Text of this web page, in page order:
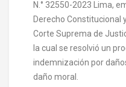
N.° 32550-2023 Lima,
Derecho Constitucional
Corte Suprema de
la cual se resolvió un
indemnización por
daño moral.